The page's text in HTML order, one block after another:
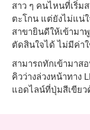
สาว ๆ คนไหนที่เริ่ม
ตะโกน แต่ยังไม่แน่
สาขายินดีให้เข้าม
ตัดสินใจได้ ไม่มีค่า
สามารถทักเข้ามาส
คิวว่างล่วงหน้าทาง
แอดไลน์ที่ปุ่มสีเขียว